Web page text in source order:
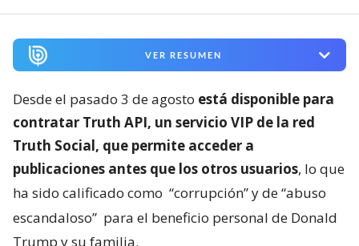
VER RESUMEN
Desde el pasado 3 de agosto está disponible para
contratar Truth API, un servicio VIP de la red
Truth Social, que permite acceder a
publicaciones antes que los otros usuarios, lo que
ha sido calificado como “corrupción” y de “abuso
escandaloso” para el beneficio personal de Donald
Trump y su familia.